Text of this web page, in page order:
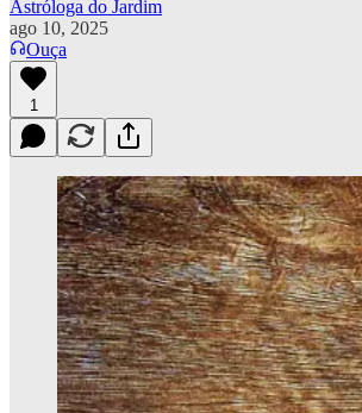
Astróloga do Jardim
ago 10, 2025
Ouça
1